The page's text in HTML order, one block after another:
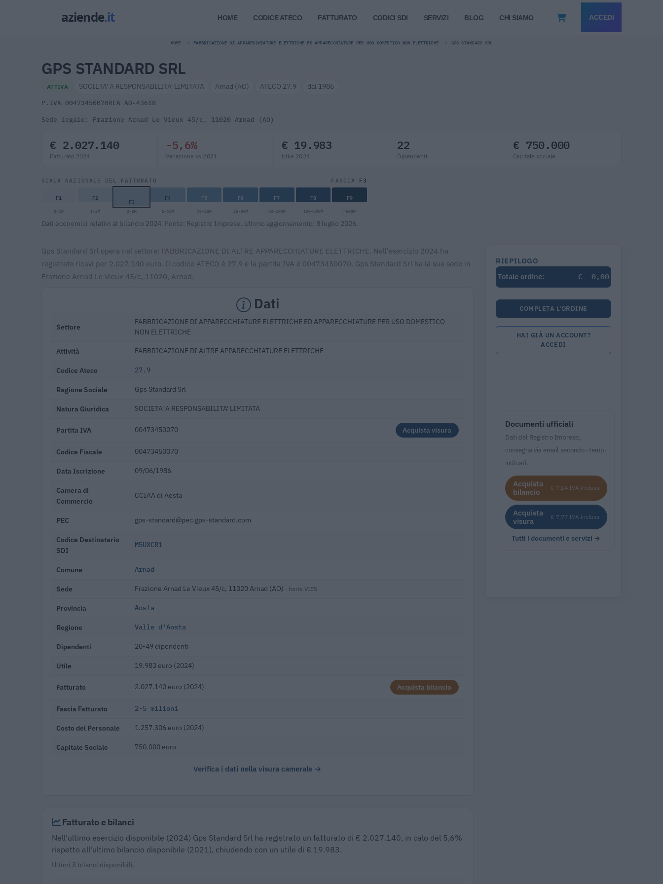
HOME CODICE ATECO FATTURATO CODICI SDI SERVIZI BLOG CHI SIAMO ACCEDI
HOME FABBRICAZIONE DI APPARECCHIATURE ELETTRICHE ED APPARECCHIATURE PER USO DOMESTICO NON ELETTRICHE GPS STANDARD SRL
GPS STANDARD SRL
ATTIVA SOCIETA' A RESPONSABILITA' LIMITATA Arnad (AO) ATECO 27.9 dal 1986
P.IVA 00473450070REA AO-43618
Sede legale: Frazione Arnad Le Vieux 45/c, 11020 Arnad (AO)
€ 2.027.140
Fatturato 2024
-5,6%
Variazione vs 2021
€ 19.983
Utile 2024
22
Dipendenti
€ 750.000
Capitale sociale
SCALA NAZIONALE DEL FATTURATO FASCIA F3
F1 F2 F3 F4 F5 F6 F7 F8 F9
0-1M 1-2M 2-5M 5-10M 10-25M 25-50M 50-100M 100-500M >500M
Dati economici relativi al bilancio 2024. Fonte: Registro Imprese. Ultimo aggiornamento: 8 luglio 2026.
Gps Standard Srl opera nel settore: FABBRICAZIONE DI ALTRE APPARECCHIATURE ELETTRICHE. Nell'esercizio 2024 ha
registrato ricavi per 2.027.140 euro. Il codice ATECO è 27.9 e la partita IVA è 00473450070. Gps Standard Srl ha la sua sede in
Frazione Arnad Le Vieux 45/c, 11020, Arnad.
Dati
Settore
FABBRICAZIONE DI APPARECCHIATURE ELETTRICHE ED APPARECCHIATURE PER USO DOMESTICO
NON ELETTRICHE
Attività FABBRICAZIONE DI ALTRE APPARECCHIATURE ELETTRICHE
Codice Ateco 27.9
Ragione Sociale Gps Standard Srl
Natura Giuridica SOCIETA' A RESPONSABILITA' LIMITATA
Partita IVA 00473450070 Acquista visura
Codice Fiscale 00473450070
Data Iscrizione 09/06/1986
Camera di
Commercio
CCIAA di Aosta
PEC gps-standard@pec.gps-standard.com
Codice Destinatario
SDI
M5UXCR1
Comune Arnad
Sede Frazione Arnad Le Vieux 45/c, 11020 Arnad (AO) · fonte VIES
Provincia Aosta
Regione Valle d'Aosta
Dipendenti 20-49 dipendenti
Utile 19.983 euro (2024)
Fatturato 2.027.140 euro (2024) Acquista bilancio
Fascia Fatturato 2-5 milioni
Costo del Personale 1.257.306 euro (2024)
Capitale Sociale 750.000 euro
Verifica i dati nella visura camerale →
Fatturato e bilanci
Nell'ultimo esercizio disponibile (2024) Gps Standard Srl ha registrato un fatturato di € 2.027.140, in calo del 5,6%
rispetto all'ultimo bilancio disponibile (2021), chiudendo con un utile di € 19.983.
Ultimi 3 bilanci disponibili.
RIEPILOGO
Totale ordine:
€ 0,00
COMPLETA L'ORDINE
HAI GIÀ UN ACCOUNT?
ACCEDI
Documenti ufficiali
Dati del Registro Imprese,
consegna via email secondo i tempi
indicati.
Acquista
bilancio
€ 7,14 IVA inclusa
Acquista
visura
€ 7,77 IVA inclusa
Tutti i documenti e servizi →